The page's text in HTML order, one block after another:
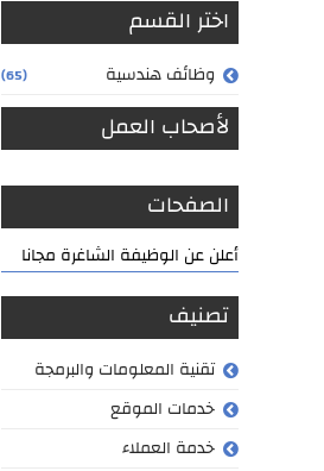
اختر القسم
وظائف هندسية (65)
لأصحاب العمل
الصفحات
أعلن عن الوظيفة الشاغرة مجانا
تصنيف
تقنية المعلومات والبرمجة
خدمات الموقع
خدمة العملاء